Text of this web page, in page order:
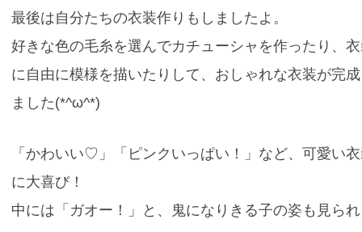
最後は自分たちの衣装作りもしましたよ。
好きな色の毛糸を選んでカチューシャを作ったり、
に自由に模様を描いたりして、おしゃれな衣装が完
ました(*^ω^*)
「かわいい♡」「ピンクいっぱい！」など、可愛い
に大喜び！
中には「ガオー！」と、鬼になりきる子の姿も見ら